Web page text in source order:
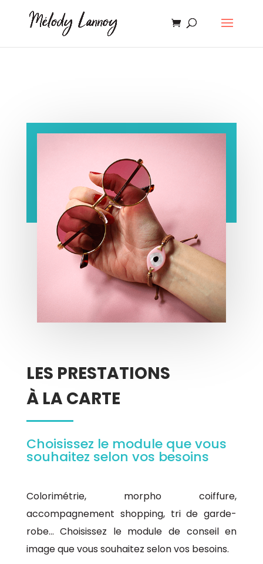
LES PRESTATIONS
À LA CARTE
Choisissez le module que vous
souhaitez selon vos besoins
Colorimétrie, morpho coiffure,
accompagnement shopping, tri de garde-
robe... Choisissez le module de conseil en
image que vous souhaitez selon vos besoins.